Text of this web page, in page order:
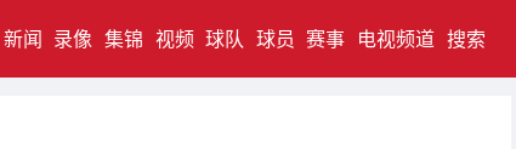
新闻 录像 集锦 视频 球队 球员 赛事 电视频道 搜索